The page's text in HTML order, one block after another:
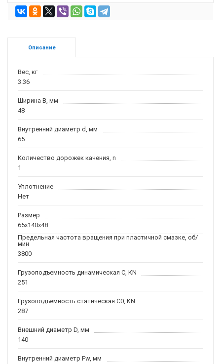
Описание
Вес, кг
3.36
Ширина B, мм
48
Внутренний диаметр d, мм
65
Количество дорожек качения, n
1
Уплотнение
Нет
Размер
65x140x48
Предельная частота вращения при пластичной смазке, об/
мин
3800
Грузоподъемность динамическая C, KN
251
Грузоподъемность статическая C0, KN
287
Внешний диаметр D, мм
140
Внутренний диаметр Fw, мм